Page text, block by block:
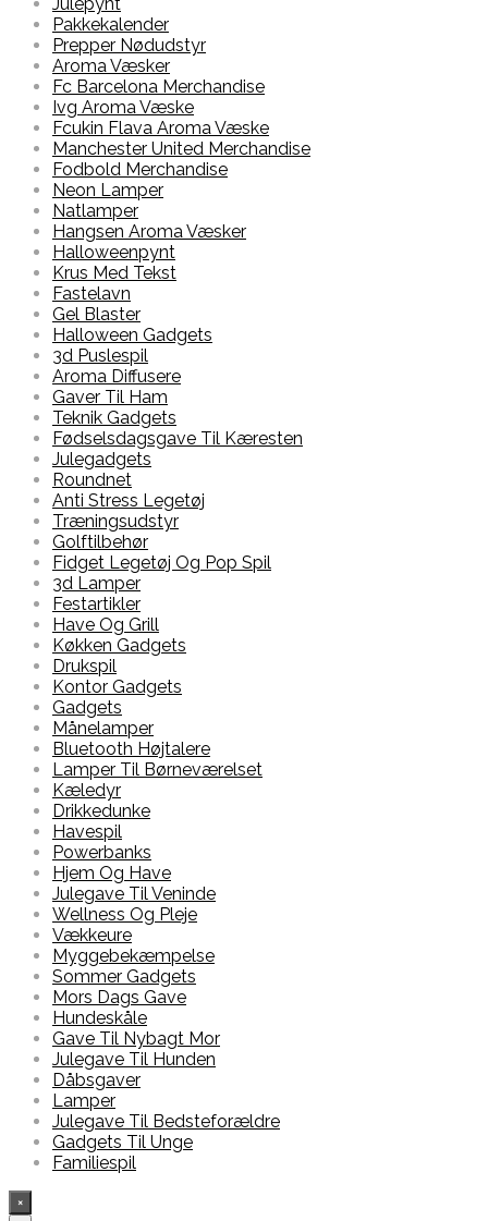
Pakkekalender
Prepper Nødudstyr
Aroma Væsker
Fc Barcelona Merchandise
Ivg Aroma Væske
Fcukin Flava Aroma Væske
Manchester United Merchandise
Fodbold Merchandise
Neon Lamper
Natlamper
Hangsen Aroma Væsker
Halloweenpynt
Krus Med Tekst
Fastelavn
Gel Blaster
Halloween Gadgets
3d Puslespil
Aroma Diffusere
Gaver Til Ham
Teknik Gadgets
Fødselsdagsgave Til Kæresten
Julegadgets
Roundnet
Anti Stress Legetøj
Træningsudstyr
Golftilbehør
Fidget Legetøj Og Pop Spil
3d Lamper
Festartikler
Have Og Grill
Køkken Gadgets
Drukspil
Kontor Gadgets
Gadgets
Månelamper
Bluetooth Højtalere
Lamper Til Børneværelset
Kæledyr
Drikkedunke
Havespil
Powerbanks
Hjem Og Have
Julegave Til Veninde
Wellness Og Pleje
Vækkeure
Myggebekæmpelse
Sommer Gadgets
Mors Dags Gave
Hundeskåle
Gave Til Nybagt Mor
Julegave Til Hunden
Dåbsgaver
Lamper
Julegave Til Bedsteforældre
Gadgets Til Unge
Familiespil
×